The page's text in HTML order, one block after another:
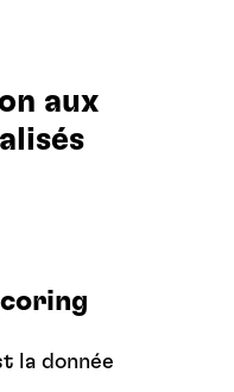
aux
la donnée